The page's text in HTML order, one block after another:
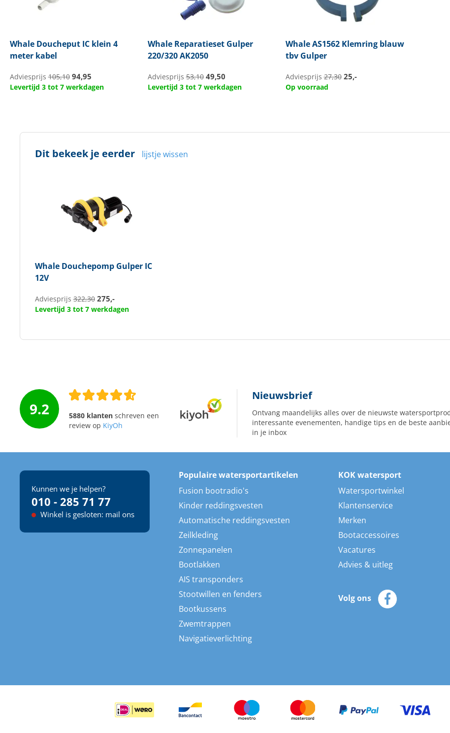
WhaleDoucheput IC klein 4
meter kabel
Adviesprijs105,10 94,95
Levertijd 3 tot 7 werkdagen
WhaleReparatieset Gulper
220/320 AK2050
Adviesprijs53,10 49,50
Levertijd 3 tot 7 werkdagen
WhaleAS1562 Klemring blauw
tbv Gulper
Adviesprijs27,30 25,-
Op voorraad
Dit bekeek je eerder lijstje wissen
WhaleDouchepomp Gulper IC
12V
Adviesprijs322,30 275,-
Levertijd 3 tot 7 werkdagen
9.2 5880 klantenschreven een
review op KiyOh
Nieuwsbrief
Ontvang maandelijks alles over de nieuwste
interessante evenementen, handige tips en de beste
in je inbox
Kunnen we je helpen?
010 - 285 71 77
Winkel is gesloten: mail ons
Populaire watersportartikelen
Fusion bootradio's
Kinder reddingsvesten
Automatische reddingsvesten
Zeilkleding
Zonnepanelen
Bootlakken
AIS transponders
Stootwillen en fenders
Bootkussens
Zwemtrappen
Navigatieverlichting
KOK watersport
Watersportwinkel
Klantenservice
Merken
Bootaccessoires
Vacatures
Advies & uitleg
Volg ons